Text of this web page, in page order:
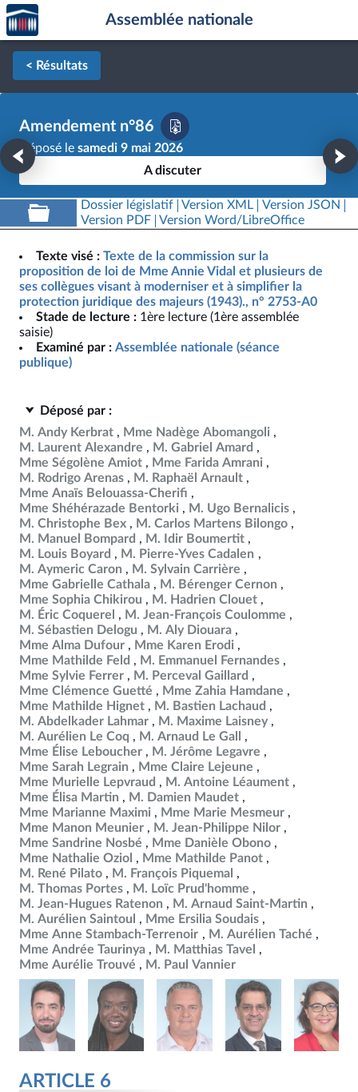
Aller au contenu
Aller en bas de la page
Accèder
à la
page
d'accueil
Assemblée nationale
< Résultats
Amendement n°86
Déposé le samedi 9 mai 2026
A discuter
Dossier législatif Version XML
Version JSON
Version PDF
Version Word/LibreOffice
Texte visé : Texte de la commission sur la
proposition de loi de Mme Annie Vidal et plusieurs de
ses collègues visant à moderniser et à simplifier la
protection juridique des majeurs (1943)., n° 2753-A0
Stade de lecture : 1ère lecture (1ère assemblée
saisie)
Examiné par : Assemblée nationale (séance
publique)
Déposé par :
M. Andy Kerbrat
Mme Nadège Abomangoli
M. Laurent Alexandre
M. Gabriel Amard
Mme Ségolène Amiot
Mme Farida Amrani
M. Rodrigo Arenas
M. Raphaël Arnault
Mme Anaïs Belouassa-Cherifi
Mme Shéhérazade Bentorki
M. Ugo Bernalicis
M. Christophe Bex
M. Carlos Martens Bilongo
M. Manuel Bompard
M. Idir Boumertit
M. Louis Boyard
M. Pierre-Yves Cadalen
M. Aymeric Caron
M. Sylvain Carrière
Mme Gabrielle Cathala
M. Bérenger Cernon
Mme Sophia Chikirou
M. Hadrien Clouet
M. Éric Coquerel
M. Jean-François Coulomme
M. Sébastien Delogu
M. Aly Diouara
Mme Alma Dufour
Mme Karen Erodi
Mme Mathilde Feld
M. Emmanuel Fernandes
Mme Sylvie Ferrer
M. Perceval Gaillard
Mme Clémence Guetté
Mme Zahia Hamdane
Mme Mathilde Hignet
M. Bastien Lachaud
M. Abdelkader Lahmar
M. Maxime Laisney
M. Aurélien Le Coq
M. Arnaud Le Gall
Mme Élise Leboucher
M. Jérôme Legavre
Mme Sarah Legrain
Mme Claire Lejeune
Mme Murielle Lepvraud
M. Antoine Léaument
Mme Élisa Martin
M. Damien Maudet
Mme Marianne Maximi
Mme Marie Mesmeur
Mme Manon Meunier
M. Jean-Philippe Nilor
Mme Sandrine Nosbé
Mme Danièle Obono
Mme Nathalie Oziol
Mme Mathilde Panot
M. René Pilato
M. François Piquemal
M. Thomas Portes
M. Loïc Prud'homme
M. Jean-Hugues Ratenon
M. Arnaud Saint-Martin
M. Aurélien Saintoul
Mme Ersilia Soudais
Mme Anne Stambach-Terrenoir
M. Aurélien Taché
Mme Andrée Taurinya
M. Matthias Tavel
Mme Aurélie Trouvé
M. Paul Vannier
ARTICLE 6